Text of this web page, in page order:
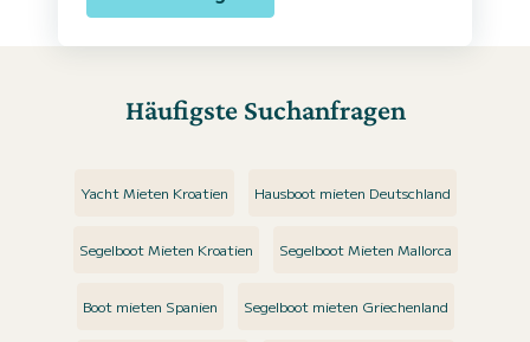
Häufigste Suchanfragen
Yacht Mieten Kroatien Hausboot mieten Deutschland
Segelboot Mieten Kroatien Segelboot Mieten Mallorca
Boot mieten Spanien Segelboot mieten Griechenland